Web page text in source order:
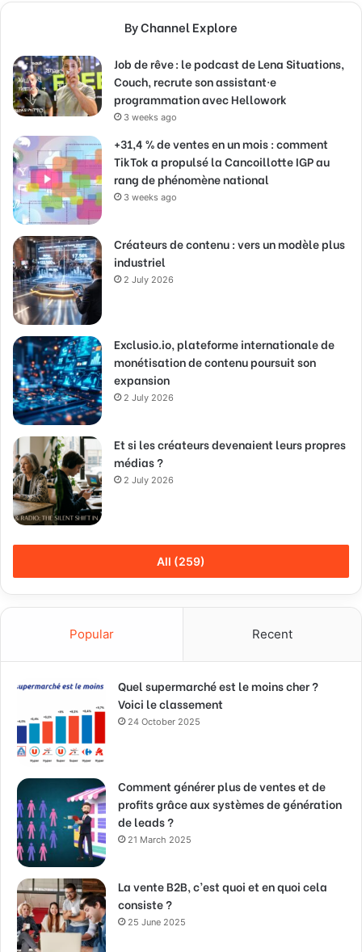
By Channel Explore
Job de rêve : le podcast de Lena Situations,
Couch, recrute son assistant·e
programmation avec Hellowork
3 weeks ago
+31,4 % de ventes en un mois : comment
TikTok a propulsé la Cancoillotte IGP au
rang de phénomène national
3 weeks ago
Créateurs de contenu : vers un modèle plus
industriel
2 July 2026
Exclusio.io, plateforme internationale de
monétisation de contenu poursuit son
expansion
2 July 2026
Et si les créateurs devenaient leurs propres
médias ?
2 July 2026
All (259)
Popular Recent
Quel supermarché est le moins cher ?
Voici le classement
24 October 2025
Comment générer plus de ventes et de
profits grâce aux systèmes de génération
de leads ?
21 March 2025
La vente B2B, c’est quoi et en quoi cela
consiste ?
25 June 2025